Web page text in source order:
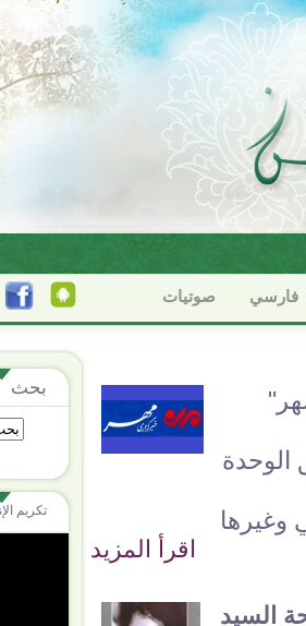
فارسي صوتيات
بحث
تكريم
الوحدة
وغيرها
اقرأ المزيد
السيد